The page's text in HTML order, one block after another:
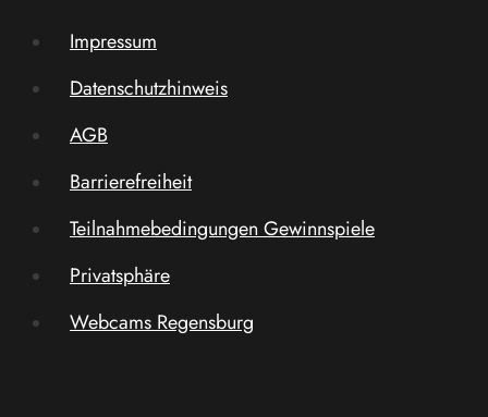
Impressum
Datenschutzhinweis
AGB
Barrierefreiheit
Teilnahmebedingungen Gewinnspiele
Privatsphäre
Webcams Regensburg